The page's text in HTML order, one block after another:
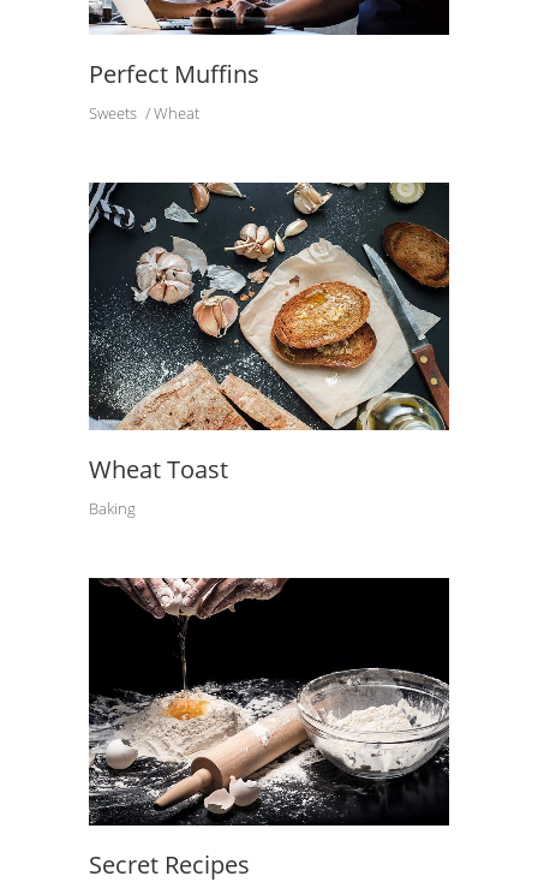
Perfect Muffins
Sweets Wheat
Wheat Toast
Baking
Secret Recipes